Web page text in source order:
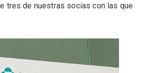
tres de nuestras socias con las que